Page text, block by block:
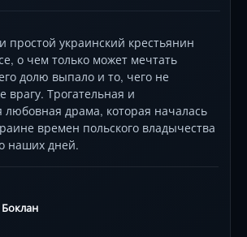
простой украинский крестьянин
о чем только может мечтать
долю выпало и то, чего не
врагу. Трогательная и
любовная драма, которая началась
времен польского владычества
наших дней.